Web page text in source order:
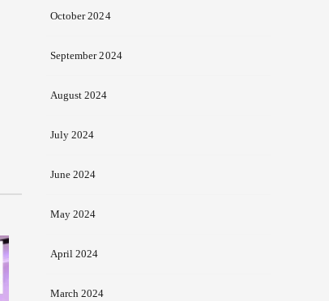
October 2024
September 2024
August 2024
July 2024
June 2024
May 2024
April 2024
March 2024